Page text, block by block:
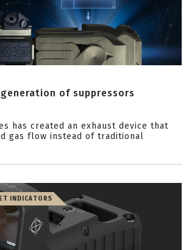
generation of suppressors
has created an exhaust device that
gas flow instead of traditional
INDICATORS